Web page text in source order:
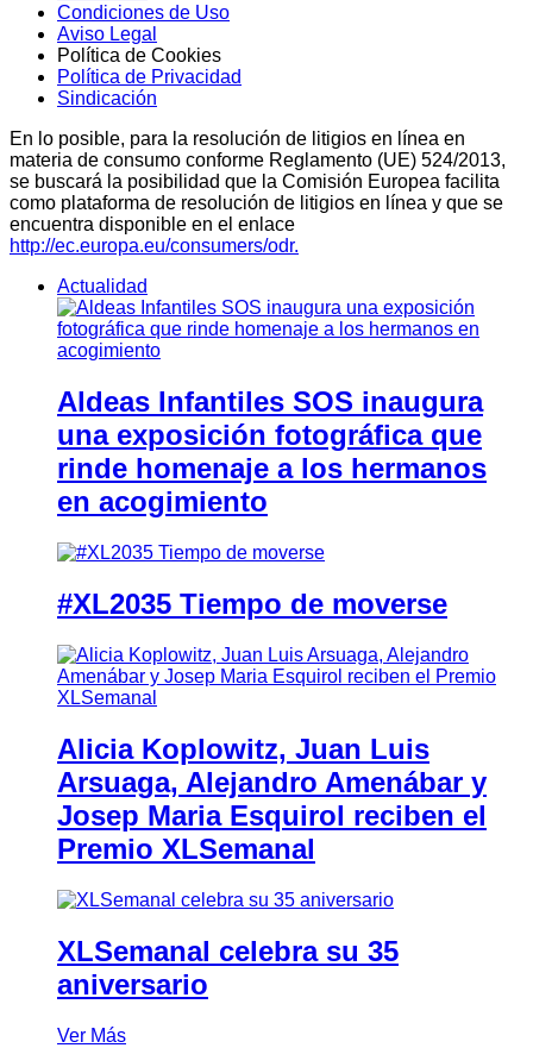
Condiciones de Uso
Aviso Legal
Política de Cookies
Política de Privacidad
Sindicación
En lo posible, para la resolución de litigios en línea en
materia de consumo conforme Reglamento (UE) 524/2013,
se buscará la posibilidad que la Comisión Europea facilita
como plataforma de resolución de litigios en línea y que se
encuentra disponible en el enlace
http://ec.europa.eu/consumers/odr.
Actualidad
Aldeas Infantiles SOS inaugura
una exposición fotográfica que
rinde homenaje a los hermanos
en acogimiento
#XL2035 Tiempo de moverse
Alicia Koplowitz, Juan Luis
Arsuaga, Alejandro Amenábar y
Josep Maria Esquirol reciben el
Premio XLSemanal
XLSemanal celebra su 35
aniversario
Ver Más